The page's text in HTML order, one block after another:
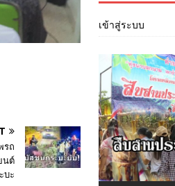
รถ
นต์
บะ
เข้าสู่ระบบ